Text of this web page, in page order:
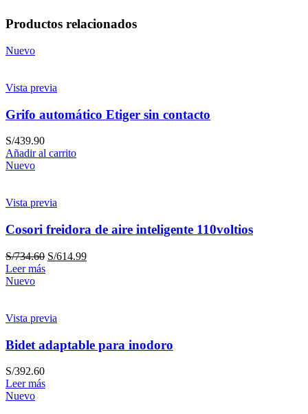
Productos relacionados
Nuevo
Vista previa
Grifo automático Etiger sin contacto
S/439.90
Añadir al carrito
Nuevo
Vista previa
Cosori freidora de aire inteligente 110voltios
S/734.60 S/614.99
Leer más
Nuevo
Vista previa
Bidet adaptable para inodoro
S/392.60
Leer más
Nuevo